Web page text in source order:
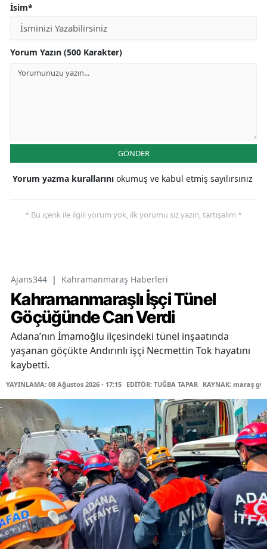
İsim*
Yorum Yazın (500 Karakter)
GÖNDER
Yorum yazma kurallarını okumuş ve kabul etmiş sayılırsınız
* Bu içerik ile ilgili yorum yok, ilk yorumu siz yazın, tartışalım *
Ajans344 | Kahramanmaraş Haberleri
Kahramanmaraşlı İşçi Tünel
Göçüğünde Can Verdi
Adana’nın İmamoğlu ilçesindeki tünel inşaatında
yaşanan göçükte Andırınlı işçi Necmettin Tok hayatını
kaybetti.
YAYINLAMA: 08 Ağustos 2026 - 17:15 EDİTÖR: TUĞBA TAPAR KAYNAK: maraş